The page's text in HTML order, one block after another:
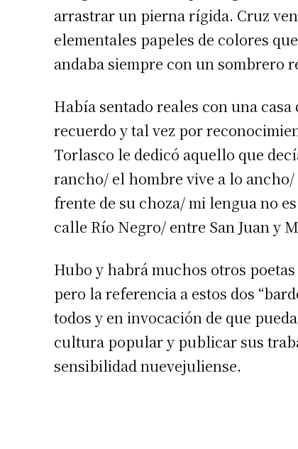
arrastrar un pierna rígida. Cruz
elementales papeles de colores
andaba siempre con un sombrero
Había sentado reales con una
recuerdo y tal vez por
Torlasco le dedicó aquello que
rancho/ el hombre vive a lo
frente de su choza/ mi lengua no
calle Río Negro/ entre San Juan y
Hubo y habrá muchos otros
pero la referencia a estos dos
todos y en invocación de que
cultura popular y publicar sus
sensibilidad nuevejuliense.